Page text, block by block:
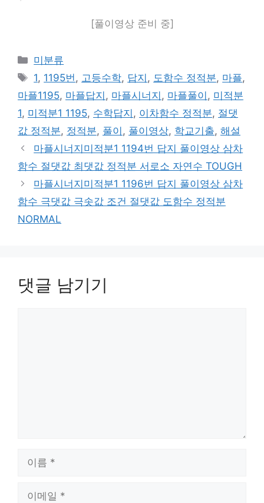
[풀이영상 준비 중]
카
테
고
리
미분류
태
그
1, 1195번 , 고등수학, 답지 , 도함수 정적분, 마플,
마플1195, 마플답지 , 마플시너지 , 마플풀이 , 미적분
1, 미적분1 1195, 수학답지 , 이차함수 정적분, 절댓
값 정적분, 정적분, 풀이 , 풀이영상, 학교기출, 해설
마플시너지미적분1 1194번 답지 풀이영상 삼차
함수 절댓값 최댓값 정적분 서로소 자연수 TOUGH
마플시너지미적분1 1196번 답지 풀이영상 삼차
함수 극댓값 극솟값 조건 절댓값 도함수 정적분
NORMAL
댓글 남기기